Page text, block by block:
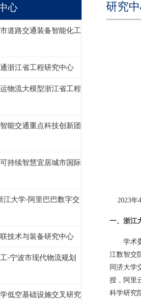
心
道路交通装备智能化工
浙江省工程研究中心
物流大模型浙江省工程
能交通重点科技创新团
持续智慧宜居城市国际
江大学-阿里巴巴数字交
技术与装备研究中心
-宁波市现代物流规划
低空基础设施交叉研究
研究
2023年4
一、浙江
学术
江数智交
同济大学
授，阿里
科学研究